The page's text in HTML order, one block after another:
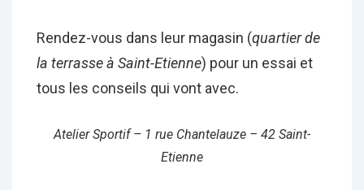
Rendez-vous dans leur magasin (quartier de
la terrasse à Saint-Etienne) pour un essai et
tous les conseils qui vont avec.
Atelier Sportif – 1 rue Chantelauze – 42 Saint-
Etienne